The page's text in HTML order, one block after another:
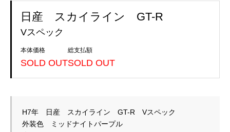
日産 スカイライン GT-R
Vスペック
本体価格
SOLD OUT
総支払額
SOLD OUT
H7年　日産　スカイライン　GT-R　Vスペック
外装色　ミッドナイトパープル